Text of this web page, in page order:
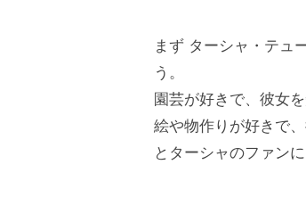
まず ターシャ・テュ
う。
園芸が好きで、彼女を
絵や物作りが好きで、
とターシャのファン